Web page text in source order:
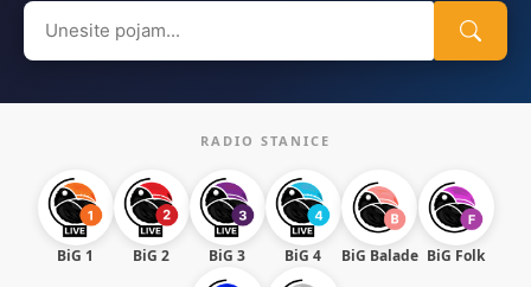
Search
for:
RADIO STANICE
BiG 1 BiG 2 BiG 3 BiG 4 BiG Balade BiG Folk